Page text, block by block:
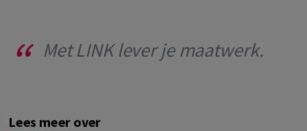
Met LINK lever je maatwerk.
Lees meer over